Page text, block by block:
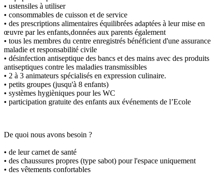
• ustensiles à utiliser
• consommables de cuisson et de service
• des prescriptions alimentaires équilibrées adaptées à leur mise en
œuvre par les enfants,données aux parents également
• tous les membres du centre enregistrés bénéficient d'une assurance
maladie et responsabilité civile
• désinfection antiseptique des bancs et des mains avec des produits
antiseptiques contre les maladies transmissibles
• 2 à 3 animateurs spécialisés en expression culinaire.
• petits groupes (jusqu'à 8 enfants)
• systèmes hygièniques pour les WC
• participation gratuite des enfants aux événements de l’Ecole
De quoi nous avons besoin ?
• de leur carnet de santé
• des chaussures propres (type sabot) pour l'espace uniquement
• des vêtements confortables